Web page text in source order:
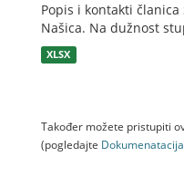
Popis i kontakti
Našica. Na dužnost
XLSX
Također možete pristupiti
(pogledajte